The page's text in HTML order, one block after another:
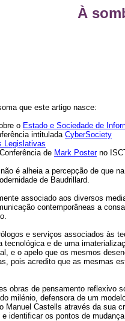
À
que este artigo nasce:
o Estado e Sociedade de
intitulada CyberSociety
Legislativas
de Mark Posterno
é alheia a percepção de que
de Baudrillard.
associado aos diversos
contemporâneas a
e serviços associados às
e de uma
e o apelo que os mesmos
pois acredito que as mesmas
obras de pensamento
milénio, defensora de um
Manuel Castells através da sua
identificar os pontos de